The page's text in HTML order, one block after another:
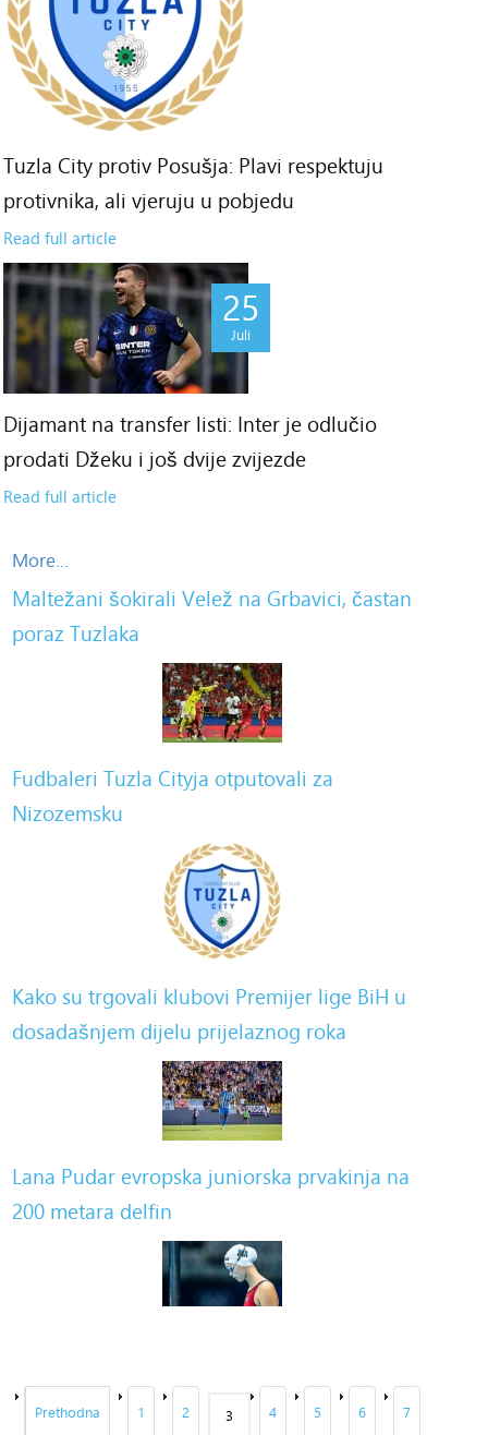
Tuzla City protiv Posušja: Plavi respektuju
protivnika, ali vjeruju u pobjedu
Read full article
25
Juli
Dijamant na transfer listi: Inter je odlučio
prodati Džeku i još dvije zvijezde
Read full article
More...
Maltežani šokirali Velež na Grbavici, častan
poraz Tuzlaka
Fudbaleri Tuzla Cityja otputovali za
Nizozemsku
Kako su trgovali klubovi Premijer lige BiH u
dosadašnjem dijelu prijelaznog roka
Lana Pudar evropska juniorska prvakinja na
200 metara delfin
Prethodna 1 2 3 4 5 6 7